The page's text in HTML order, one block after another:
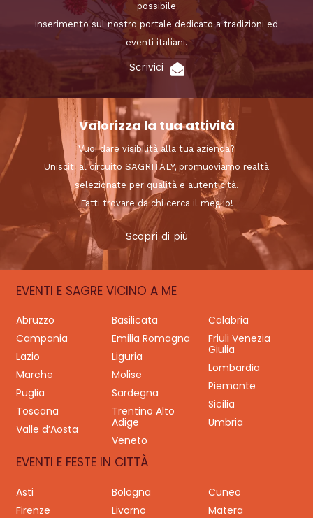
possibile
inserimento sul nostro portale dedicato a tradizioni ed
eventi italiani.
Scrivici
Valorizza la tua attività
Vuoi dare visibilità alla tua azienda?
Unisciti al circuito SAGRITALY, promuoviamo realtà
selezionate per qualità e autenticità.
Fatti trovare da chi cerca il meglio!
Scopri di più
EVENTI E SAGRE VICINO A ME
Abruzzo Basilicata
Calabria
Campania
Emilia Romagna
Friuli Venezia
Giulia
Lazio
Liguria
Lombardia
Marche
Molise
Piemonte
Puglia
Sardegna
Sicilia
Toscana
Trentino Alto
Adige
Umbria
Valle d’Aosta
Veneto
EVENTI E FESTE IN CITTÀ
Asti Bologna
Cuneo
Firenze
Livorno
Matera